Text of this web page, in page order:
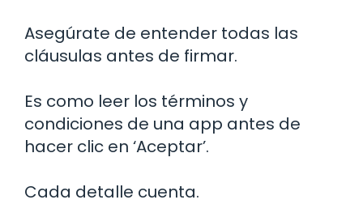
Asegúrate de entender todas las
cláusulas antes de firmar.
Es como leer los términos y
condiciones de una app antes de
hacer clic en ‘Aceptar’.
Cada detalle cuenta.